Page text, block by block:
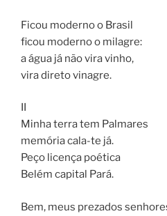
Ficou moderno o Brasil
ficou moderno o milagre:
a água já não vira vinho,
vira direto vinagre.
II
Minha terra tem Palmares
memória cala-te já.
Peço licença poética
Belém capital Pará.
Bem, meus prezados